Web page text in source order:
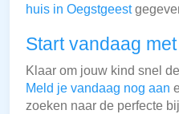
huis in Oegstgeest
Start vandaag
Klaar om jouw kind snel
Meld je vandaag nog aan
zoeken naar de perfecte